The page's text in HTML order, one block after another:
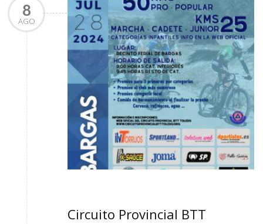
8
AGO
Circuito Provincial BTT